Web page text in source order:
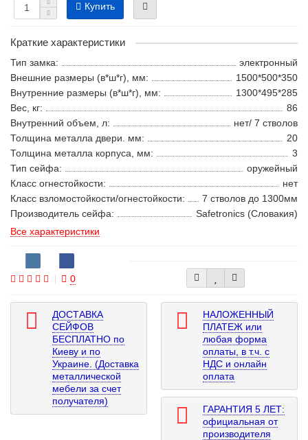
Купить
Краткие характеристики
Тип замка:
электронный
Внешние размеры (в*ш*г), мм:
1500*500*350
Внутренние размеры (в*ш*г), мм:
1300*495*285
Вес, кг:
86
Внутренний объем, л:
нет/ 7 стволов
Толщина металла двери. мм:
20
Толщина металла корпуса, мм:
3
Тип сейфа:
оружейный
Класс огнестойкости:
нет
Класс взломостойкости/огнестойкости:
7 стволов до 1300мм
Производитель сейфа:
Safetronics (Словакия)
Все характеристики
0
ДОСТАВКА
СЕЙФОВ
БЕСПЛАТНО по
Киеву и по
Украине. (Доставка
металлической
мебели за счет
получателя)
НАЛОЖЕННЫЙ
ПЛАТЕЖ или
любая форма
оплаты, в т.ч. с
НДС и онлайн
оплата
ГАРАНТИЯ 5 ЛЕТ:
официальная от
производителя